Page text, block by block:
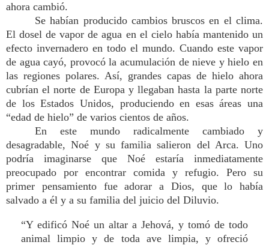
ahora cambió.
Se habían producido cambios bruscos en el clima.
El dosel de vapor de agua en el cielo había mantenido un
efecto invernadero en todo el mundo. Cuando este vapor
de agua cayó, provocó la acumulación de nieve y hielo en
las regiones polares. Así, grandes capas de hielo ahora
cubrían el norte de Europa y llegaban hasta la parte norte
de los Estados Unidos, produciendo en esas áreas una
“edad de hielo” de varios cientos de años.
En este mundo radicalmente cambiado y
desagradable, Noé y su familia salieron del Arca. Uno
podría imaginarse que Noé estaría inmediatamente
preocupado por encontrar comida y refugio. Pero su
primer pensamiento fue adorar a Dios, que lo había
salvado a él y a su familia del juicio del Diluvio.
“Y edificó Noé un altar a Jehová, y tomó de todo
animal limpio y de toda ave limpia, y ofreció